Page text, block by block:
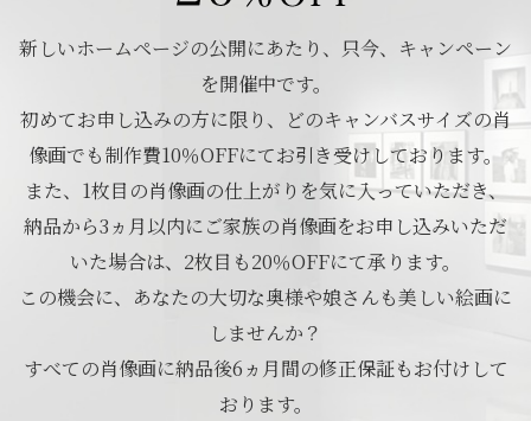
新しいホームページの公開にあたり、只今、キャンペーン
を開催中です。
初めてお申し込みの方に限り、どのキャンバスサイズの肖
像画でも制作費10％OFFにてお引き受けしております。
また、1枚目の肖像画の仕上がりを気に入っていただき、
納品から3ヵ月以内にご家族の肖像画をお申し込みいただ
いた場合は、2枚目も20％OFFにて承ります。
この機会に、あなたの大切な奥様や娘さんも美しい絵画に
しませんか？
すべての肖像画に納品後6ヵ月間の修正保証もお付けして
おります。